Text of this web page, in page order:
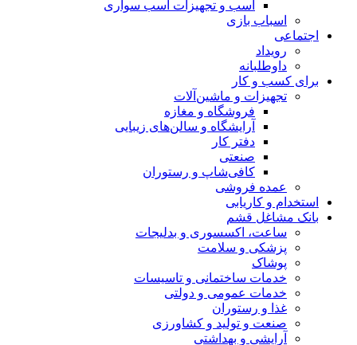
اسب و تجهیزات اسب سواری
اسباب‌ بازی
اجتماعی
رویداد
داوطلبانه
برای کسب و کار
تجهیزات و ماشین‌آلات
فروشگاه و مغازه
آرایشگاه و سالن‌های زیبایی
دفتر کار
صنعتی
کافی‌شاپ و رستوران
عمده فروشی
استخدام و کاریابی
بانک مشاغل قشم
ساعت، اکسسوری و بدلیجات
پزشکی و سلامت
پوشاک
خدمات ساختمانی و تاسیسات
خدمات عمومی و دولتی
غذا و رستوران
صنعت و تولید و کشاورزی
آرایشی و بهداشتی